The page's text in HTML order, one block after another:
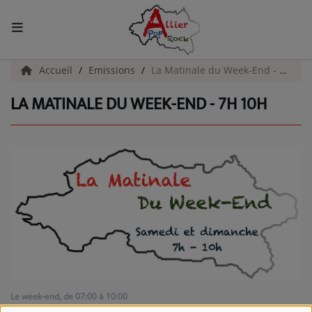
ACCUEIL
Actualités
AGENDA CULTUREL - ALLIER
INFOS POP ROCK
La Radio
ARTISTES
Accueil Emissions La Matinale du Week-End - 7h 10h
LA MATINALE DU WEEK-END - 7H 10H
Le week-end, de 07:00 à 10:00